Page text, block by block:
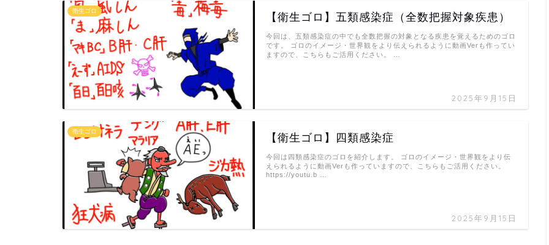
衛生ゴロ
【衛生ゴロ】五類感染症（全数把握対象疾患）
2025年9月15日
今回は、五類感染症の中でも全数把握の対象となる疾患を覚えるためのゴロ
です。 ゴロのイメージ・世界観をより伝えられるように動画Verも作ってい
ますので、こちらもご活用ください。 …
衛生ゴロ
【衛生ゴロ】四類感染症
2025年9月15日
今回は四類感染症のゴロを紹介します。 ゴロのイメージ・世界観をより伝
えられるように動画Verも作っていますので、こちらもご活用ください。
https://youtu.b …